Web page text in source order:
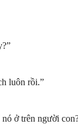
luôn rồi.”
ở trên người